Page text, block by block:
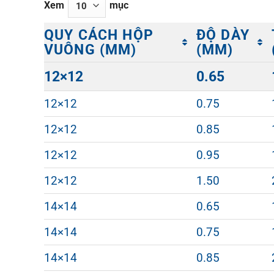
Xem mục
QUY CÁCH HỘP
VUÔNG (MM)
ĐỘ DÀY
(MM)
QUY CÁCH HỘP
VUÔNG (MM)
ĐỘ DÀY
(MM)
12×12 0.65
12×12 0.75
12×12
0.85
12×12
0.95
12×12
1.50
14×14
0.65
14×14
0.75
14×14
0.85